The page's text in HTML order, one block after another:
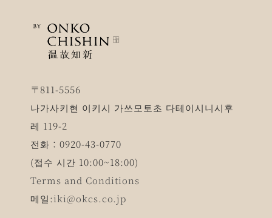
〒811-5556
나가사키현 이키시 가쓰모토초 다테이시니시후
레 119-2
전화：0920-43-0770
(접수 시간 10:00~18:00)
Terms and Conditions
메일:iki@okcs.co.jp